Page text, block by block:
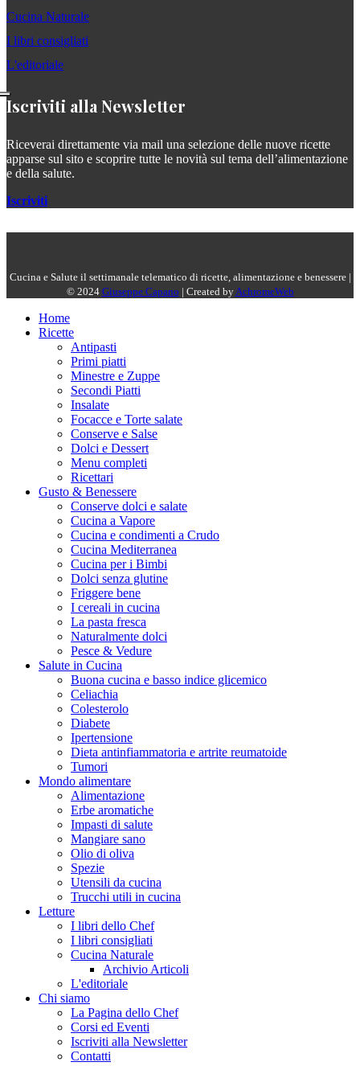
Cucina Naturale
I libri consigliati
L'editoriale
Iscriviti alla Newsletter
Riceverai direttamente via mail una selezione delle nuove ricette
apparse sul sito e scoprire tutte le novità sul tema dell’alimentazione
e della salute.
Iscriviti
Cucina e Salute il settimanale telematico di ricette, alimentazione e benessere |
© 2024 Giuseppe Capano | Created byAchromeWeb
Home
Ricette
Antipasti
Primi piatti
Minestre e Zuppe
Secondi Piatti
Insalate
Focacce e Torte salate
Conserve e Salse
Dolci e Dessert
Menu completi
Ricettari
Gusto & Benessere
Conserve dolci e salate
Cucina a Vapore
Cucina e condimenti a Crudo
Cucina Mediterranea
Cucina per i Bimbi
Dolci senza glutine
Friggere bene
I cereali in cucina
La pasta fresca
Naturalmente dolci
Pesce & Vedure
Salute in Cucina
Buona cucina e basso indice glicemico
Celiachia
Colesterolo
Diabete
Ipertensione
Dieta antinfiammatoria e artrite reumatoide
Tumori
Mondo alimentare
Alimentazione
Erbe aromatiche
Impasti di salute
Mangiare sano
Olio di oliva
Spezie
Utensili da cucina
Trucchi utili in cucina
Letture
I libri dello Chef
I libri consigliati
Cucina Naturale
Archivio Articoli
L'editoriale
Chi siamo
La Pagina dello Chef
Corsi ed Eventi
Iscriviti alla Newsletter
Contatti